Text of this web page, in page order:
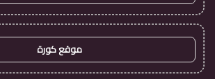
موقع كورة